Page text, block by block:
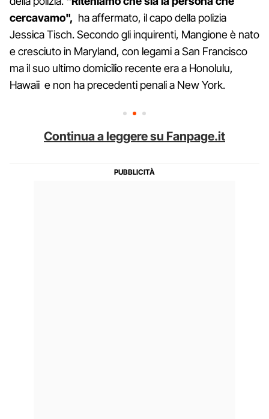
cercavamo", ha affermato, il capo della polizia
Jessica Tisch. Secondo gli inquirenti, Mangione è nato
e cresciuto in Maryland, con legami a San Francisco
ma il suo ultimo domicilio recente era a Honolulu,
Hawaii e non ha precedenti penali a New York.
Continua a leggere su Fanpage.it